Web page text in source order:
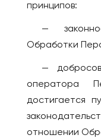
принципов:
—
Обработки
—
оператора
достигается
отношении